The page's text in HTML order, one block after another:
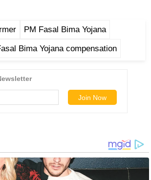
PM Fasal Bima Yojana
Bima Yojana compensation